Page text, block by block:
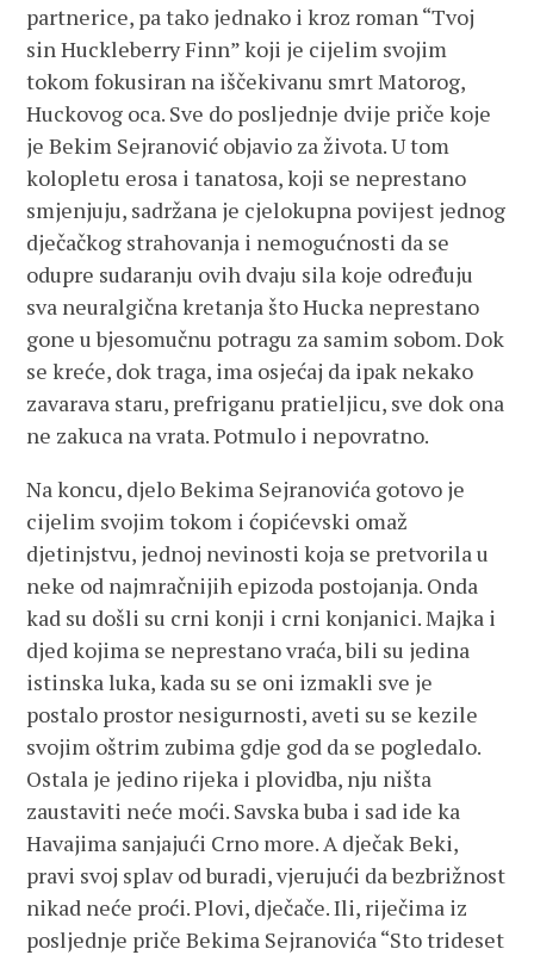
partnerice, pa tako jednako i kroz roman “Tvoj
sin Huckleberry Finn” koji je cijelim svojim
tokom fokusiran na iščekivanu smrt Matorog,
Huckovog oca. Sve do posljednje dvije priče koje
je Bekim Sejranović objavio za života. U tom
kolopletu erosa i tanatosa, koji se neprestano
smjenjuju, sadržana je cjelokupna povijest jednog
dječačkog strahovanja i nemogućnosti da se
odupre sudaranju ovih dvaju sila koje određuju
sva neuralgična kretanja što Hucka neprestano
gone u bjesomučnu potragu za samim sobom. Dok
se kreće, dok traga, ima osjećaj da ipak nekako
zavarava staru, prefriganu pratieljicu, sve dok ona
ne zakuca na vrata. Potmulo i nepovratno.
Na koncu, djelo Bekima Sejranovića gotovo je
cijelim svojim tokom i ćopićevski omaž
djetinjstvu, jednoj nevinosti koja se pretvorila u
neke od najmračnijih epizoda postojanja. Onda
kad su došli su crni konji i crni konjanici. Majka i
djed kojima se neprestano vraća, bili su jedina
istinska luka, kada su se oni izmakli sve je
postalo prostor nesigurnosti, aveti su se kezile
svojim oštrim zubima gdje god da se pogledalo.
Ostala je jedino rijeka i plovidba, nju ništa
zaustaviti neće moći. Savska buba i sad ide ka
Havajima sanjajući Crno more. A dječak Beki,
pravi svoj splav od buradi, vjerujući da bezbrižnost
nikad neće proći. Plovi, dječače. Ili, riječima iz
posljednje priče Bekima Sejranovića “Sto trideset